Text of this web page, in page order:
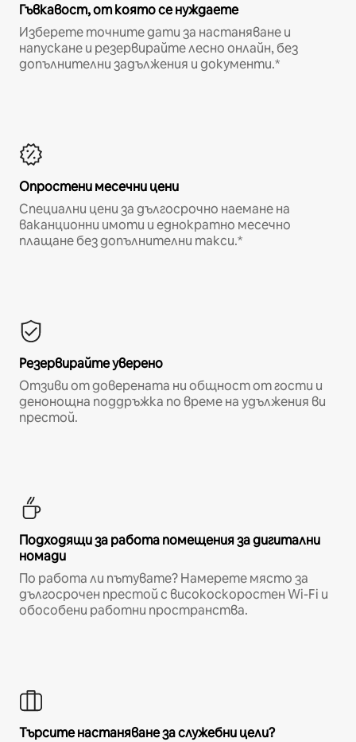
Гъвкавост, от която се нуждаете
Изберете точните дати за настаняване и
напускане и резервирайте лесно онлайн, без
допълнителни задължения и документи.*
Опростени месечни цени
Специални цени за дългосрочно наемане на
ваканционни имоти и еднократно месечно
плащане без допълнителни такси.*
Резервирайте уверено
Отзиви от доверената ни общност от гости и
денонощна поддръжка по време на удължения ви
престой.
Подходящи за работа помещения за дигитални
номади
По работа ли пътувате? Намерете място за
дългосрочен престой с високоскоростен Wi-Fi и
обособени работни пространства.
Търсите настаняване за служебни цели?